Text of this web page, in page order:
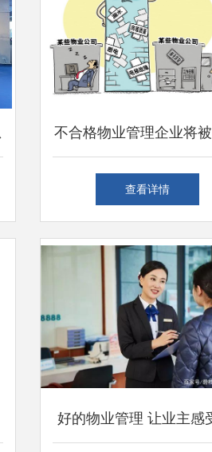
不合格物业管理企业将
长沙市场 提升行业标准
查看详情
好的物业管理 让业主感